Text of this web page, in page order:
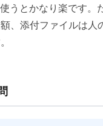
うとかなり楽です。
、添付ファイルは人